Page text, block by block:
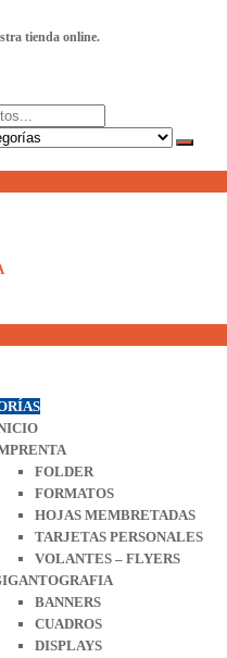
tienda online.
FOLDER
FORMATOS
HOJAS MEMBRETADAS
TARJETAS PERSONALES
VOLANTES – FLYERS
BANNERS
CUADROS
DISPLAYS